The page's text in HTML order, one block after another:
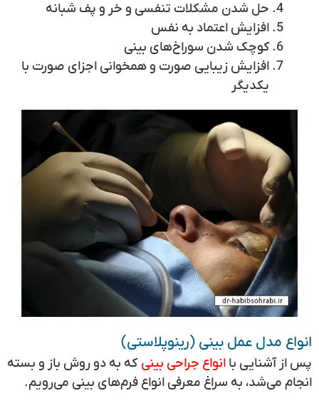
حل شدن مشکلات تنفسی و خر و پف شبانه
افزایش اعتماد به نفس
کوچک شدن سوراخ‌های بینی
افزایش زیبایی صورت و همخوانی اجزای صورت با
یکدیگر
انواع مدل عمل بینی (رینوپلاستی)
پس از آشنایی با انواع جراحی بینیکه به دو روش باز و بسته
انجام می‌شد، به سراغ معرفی انواع فرم‌های بینی می‌رویم.